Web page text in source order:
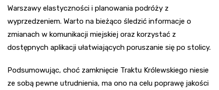
Warszawy elastyczności i planowania podróży z
wyprzedzeniem. Warto na bieżąco śledzić informacje o
zmianach w komunikacji miejskiej oraz korzystać z
dostępnych aplikacji ułatwiających poruszanie się po stolicy.
Podsumowując, choć zamknięcie Traktu Królewskiego niesie
ze sobą pewne utrudnienia, ma ono na celu poprawę jakości